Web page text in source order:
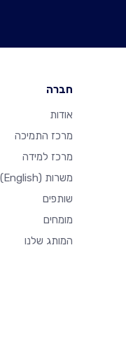
חברה
אודות
מרכז התמיכה
מרכז למידה
משרות (English)
שותפים
מומחים
המותג שלנו